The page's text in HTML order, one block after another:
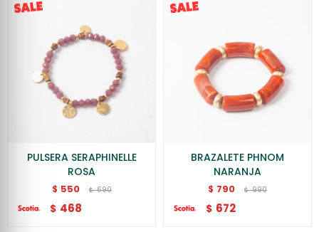
PULSERA SERAPHINELLE
ROSA
$ 550 $ 690
$ 468
BRAZALETE PHNOM
NARANJA
$ 790 $ 990
$ 672